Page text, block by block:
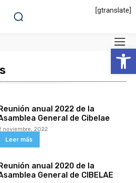
Abrir
[gtranslate]
anual 2022 de la
General de Cibelae
noviembre, 2022
Leer más
Reunión anual 2020 de la
General de CIBELAE